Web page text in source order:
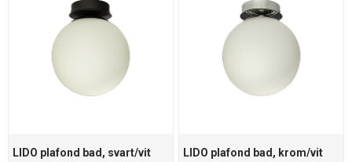
LIDO plafond bad, svart/vit LIDO plafond bad, krom/vit